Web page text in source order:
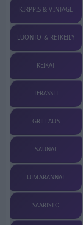
KIRPPIS & VINTAGE
LUONTO & RETKEILY
KEIKAT
TERASSIT
GRILLAUS
SAUNAT
UIMARANNAT
SAARISTO